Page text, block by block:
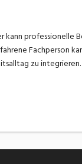
professionelle
Fachperson
zu integrieren.